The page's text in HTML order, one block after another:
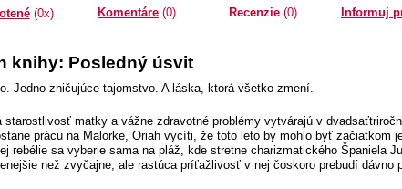
(0x) Komentáre (0) Recenzie(0) Informuj
knihy: Posledný úsvit
Jedno zničujúce tajomstvo. A láska, ktorá všetko zmení.
starostlivosť matky a vážne zdravotné problémy vytvárajú v
prácu na Malorke, Oriah vycíti, že toto leto by mohlo byť začiatkom
rebélie sa vyberie sama na pláž, kde stretne charizmatického Španiela
než zvyčajne, ale rastúca príťažlivosť v nej čoskoro prebudí dávno